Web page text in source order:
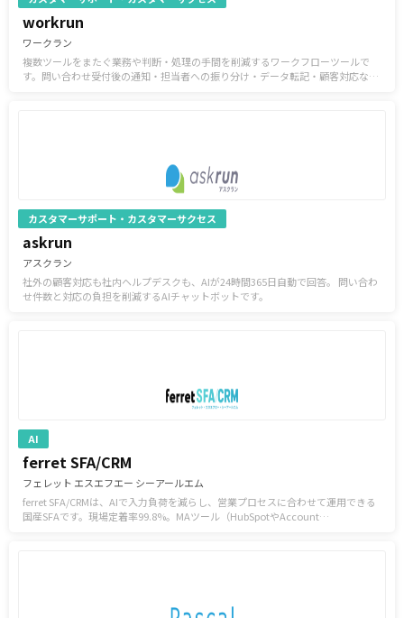
workrun
ワークラン
複数ツールをまたぐ業務や判断・処理の手間を削減するワークフローツールで
す。問い合わせ受付後の通知・担当者への振り分け・データ転記・顧客対応など
カスタマーサポート・カスタマーサクセス
askrun
アスクラン
社外の顧客対応も社内ヘルプデスクも、AIが24時間365日自動で回答。 問い合わ
せ件数と対応の負担を削減するAIチャットボットです。
AI
ferret SFA/CRM
フェレット エスエフエー シーアールエム
ferret SFA/CRMは、AIで入力負荷を減らし、営業プロセスに合わせて運用できる
国産SFAです。現場定着率99.8%。MAツール（HubSpotやAccount